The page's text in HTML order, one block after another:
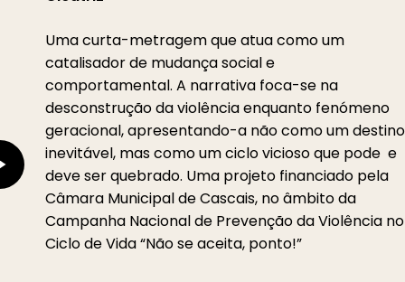
Uma curta-metragem que atua como um
catalisador de mudança social e
comportamental. A narrativa foca-se na
desconstrução da violência enquanto fenómeno
geracional, apresentando-a não como um destino
inevitável, mas como um ciclo vicioso que pode e
deve ser quebrado. Uma projeto financiado pela
Câmara Municipal de Cascais, no âmbito da
Campanha Nacional de Prevenção da Violência no
Ciclo de Vida “Não se aceita, ponto!”